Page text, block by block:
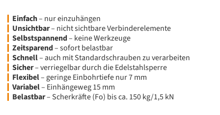
Einfach– nur einzuhängen
Unsichtbar– nicht sichtbare Verbinderelemente
Selbstspannend– keine Werkzeuge
Zeitsparend– sofort belastbar
Schnell– auch mit Standardschrauben zu verarbeiten
Sicher– verriegelbar durch die Edelstahlsperre
Flexibel– geringe Einbohrtiefe nur 7 mm
Variabel– Einhängeweg 15 mm
Belastbar– Scherkräfte (Fo) bis ca. 150 kg/1,5 kN